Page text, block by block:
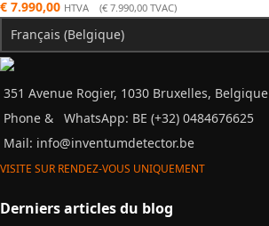
€ 7.990,00 HTVA (€ 7.990,00 TVAC)
Français (Belgique)
351 Avenue Rogier, 1030 Bruxelles, Belgique
Phone &
WhatsApp: BE (+32) 0484676625
Mail: info@inventumdetector.be
VISITE SUR RENDEZ-VOUS UNIQUEMENT
Derniers articles du blog